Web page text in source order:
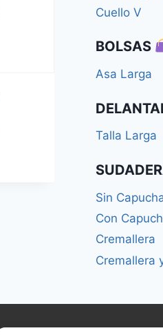
Cuello V
BOLSAS
Asa Larga
Talla Larga
Sin
Con
Cremallera
Cremallera